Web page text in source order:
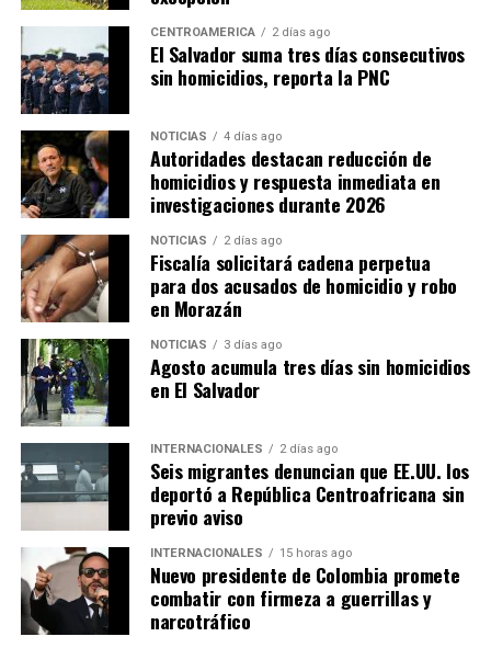
CENTROAMÉRICA 2 días ago
El Salvador suma tres días consecutivos
sin homicidios, reporta la PNC
NOTICIAS 4 días ago
Autoridades destacan reducción de
homicidios y respuesta inmediata en
investigaciones durante 2026
NOTICIAS 2 días ago
Fiscalía solicitará cadena perpetua
para dos acusados de homicidio y robo
en Morazán
NOTICIAS 3 días ago
Agosto acumula tres días sin homicidios
en El Salvador
INTERNACIONALES 2 días ago
Seis migrantes denuncian que EE.UU. los
deportó a República Centroafricana sin
previo aviso
INTERNACIONALES 15 horas ago
Nuevo presidente de Colombia promete
combatir con firmeza a guerrillas y
narcotráfico